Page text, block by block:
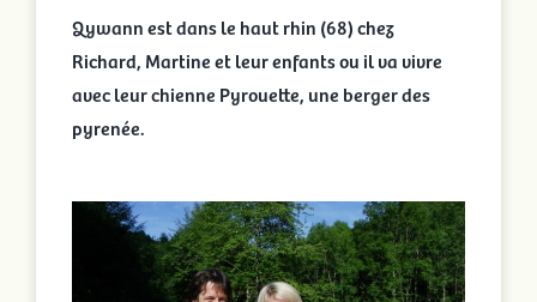
Qywann est dans le haut rhin (68) chez
Richard, Martine et leur enfants ou il va vivre
avec leur chienne Pyrouette, une berger des
pyrenée.